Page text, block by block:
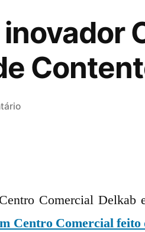
inovador
em
Centro
Comercial
Comercial Delkab
Centro Comercial feito